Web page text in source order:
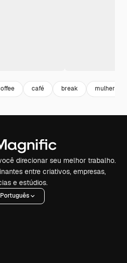
café break mulher
direcionar seu melhor trabalho.
entre criativos, empresas,
e estúdios.
Português